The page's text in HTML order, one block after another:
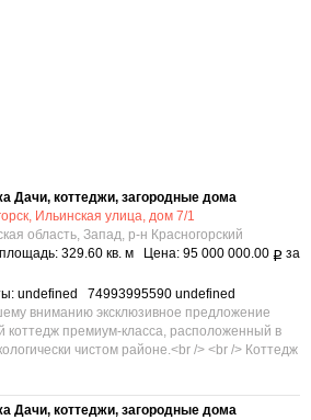
Дачи, коттеджи, загородные дома
Ильинская улица, дом 7/1
область, Запад, р-н Красногорский
329.60 кв. м Цена: 95 000 000.00 Р за
undefined 74993995590 undefined
вниманию эксклюзивное предложение
премиум-класса, расположенный в
чистом районе.<br /> <br /> Коттедж
Дачи, коттеджи, загородные дома